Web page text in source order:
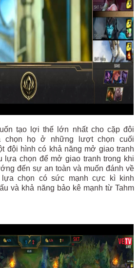
tạo lợi thế lớn nhất cho cặp đôi
họ ở những lượt chọn cuối
đội hình có khả năng mở giao tranh
lựa chọn để mở giao tranh trong khi
đến sự an toàn và muốn đánh về
chọn có sức mạnh cực kì kinh
và khả năng bảo kê mạnh từ Tahm